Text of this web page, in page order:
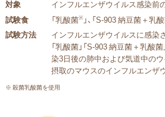
対象
インフルエンザウイルス感染前
試験食
「乳酸菌※ 」、「S-903 納豆菌＋乳
試験方法
インフルエンザウイルスに感染
「乳酸菌」「S-903 納豆菌＋乳酸
染3日後の肺中および気道中の
摂取のマウスのインフルエンザ
※ 殺菌乳酸菌を使用